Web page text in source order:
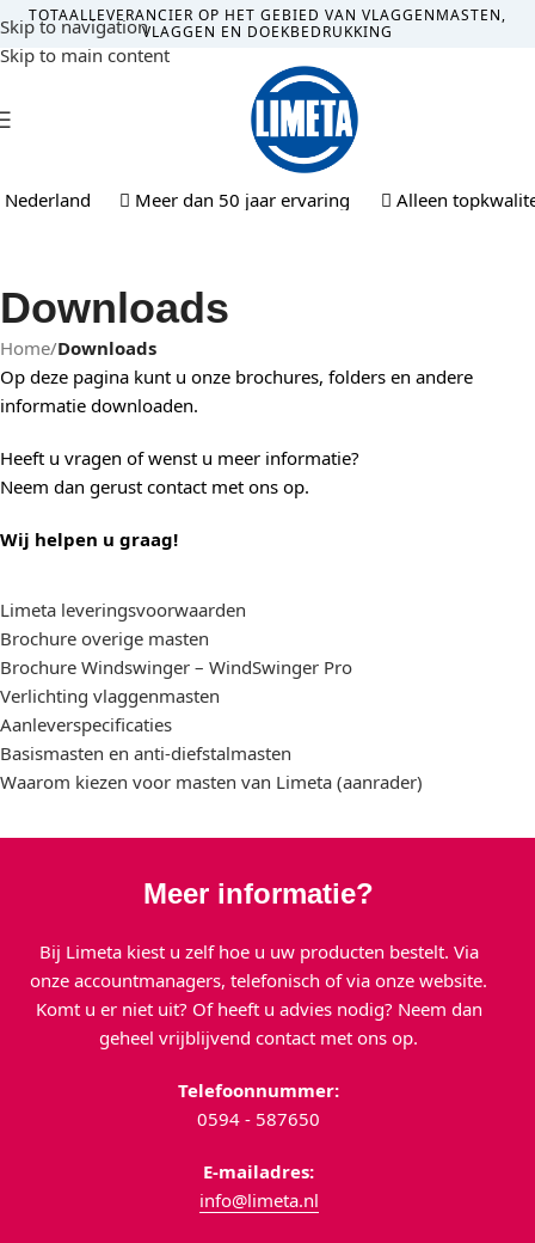
Skip to navigation
Skip to main content
TOTAALLEVERANCIER OP HET GEBIED VAN VLAGGENMASTEN,
VLAGGEN EN DOEKBEDRUKKING
Meer dan 50 jaar ervaring Alleen
Downloads
Home/Downloads
Op deze pagina kunt u onze brochures, folders en andere
informatie downloaden.
Heeft u vragen of wenst u meer informatie?
Neem dan gerust contact met ons op.
Wij helpen u graag!
Limeta leveringsvoorwaarden
Brochure overige masten
Brochure Windswinger – WindSwinger Pro
Verlichting vlaggenmasten
Aanleverspecificaties
Basismasten en anti-diefstalmasten
Waarom kiezen voor masten van Limeta (aanrader)
Meer informatie?
Bij Limeta kiest u zelf hoe u uw producten bestelt. Via
onze accountmanagers, telefonisch of via onze website.
Komt u er niet uit? Of heeft u advies nodig? Neem dan
geheel vrijblijvend contact met ons op.
Telefoonnummer:
0594 - 587650
E-mailadres:
info@limeta.nl